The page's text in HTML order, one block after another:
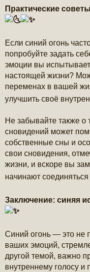
Практические
Если синий огонь
попробуйте задать
эмоции вы
настоящей жизни?
переменах в вашей
улучшить своё
Не забывайте также о
сновидений может
собственные сны и
свои сновидения,
жизни, и вскоре вы
начинают
Заключение: синяя
Синий огонь — это не
ваших эмоций,
другой темой, важно
внутреннему голосу и